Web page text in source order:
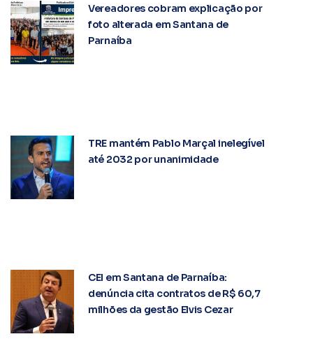
Vereadores cobram explicação por
foto alterada em Santana de
Parnaíba
TRE mantém Pablo Marçal inelegível
até 2032 por unanimidade
CEI em Santana de Parnaíba:
denúncia cita contratos de R$ 60,7
milhões da gestão Elvis Cezar